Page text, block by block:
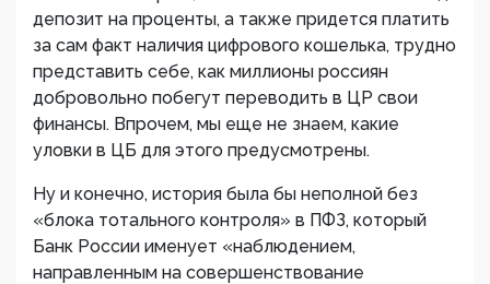
депозит на проценты, а также придется платить
за сам факт наличия цифрового кошелька, трудно
представить себе, как миллионы россиян
добровольно побегут переводить в ЦР свои
финансы. Впрочем, мы еще не знаем, какие
уловки в ЦБ для этого предусмотрены.
Ну и конечно, история была бы неполной без
«блока тотального контроля» в ПФЗ, который
Банк России именует «наблюдением,
направленным на совершенствование